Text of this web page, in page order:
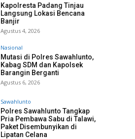
Kapolresta Padang Tinjau
Langsung Lokasi Bencana
Banjir
Agustus 4, 2026
Nasional
Mutasi di Polres Sawahlunto,
Kabag SDM dan Kapolsek
Barangin Berganti
Agustus 6, 2026
Sawahlunto
Polres Sawahlunto Tangkap
Pria Pembawa Sabu di Talawi,
Paket Disembunyikan di
Lipatan Celana